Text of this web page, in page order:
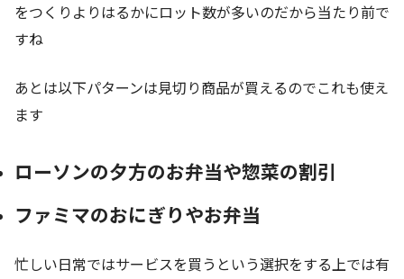
をつくりよりはるかにロット数が多いのだから当たり前で
すね
あとは以下パターンは見切り商品が買えるのでこれも使え
ます
ローソンの夕方のお弁当や惣菜の割引
ファミマのおにぎりやお弁当
忙しい日常ではサービスを買うという選択をする上では有